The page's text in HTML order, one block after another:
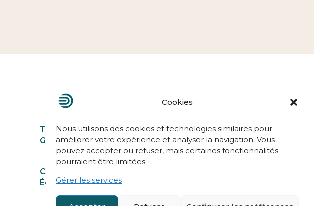
Cookies
Nous utilisons des cookies et technologies similaires pour
améliorer votre expérience et analyser la navigation. Vous
pouvez accepter ou refuser, mais certaines fonctionnalités
pourraient être limitées.
Gérer les services
Traverses et
Ganivelles
Clôtures et
Écrans
Qui sommes-nous ?